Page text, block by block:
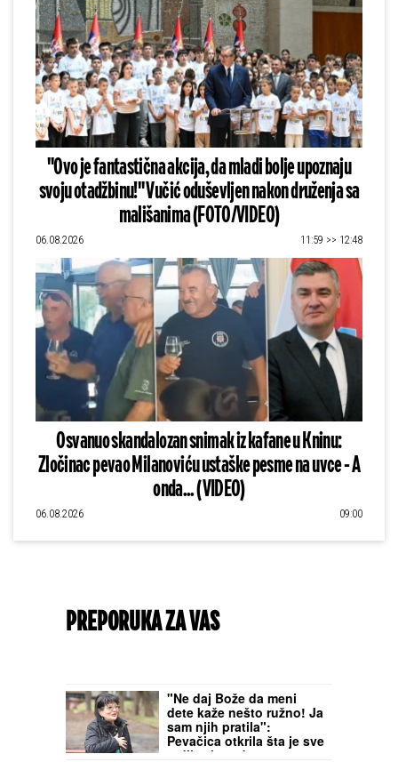
"Ovo je fantastična akcija, da mladi bolje upoznaju
svoju otadžbinu!" Vučić oduševljen nakon druženja sa
mališanima (FOTO/VIDEO)
06.08.2026 11:59 >> 12:48
Osvanuo skandalozan snimak iz kafane u Kninu:
Zločinac pevao Milanoviću ustaške pesme na uvce - A
onda... (VIDEO)
06.08.2026 09:00
PREPORUKA ZA VAS